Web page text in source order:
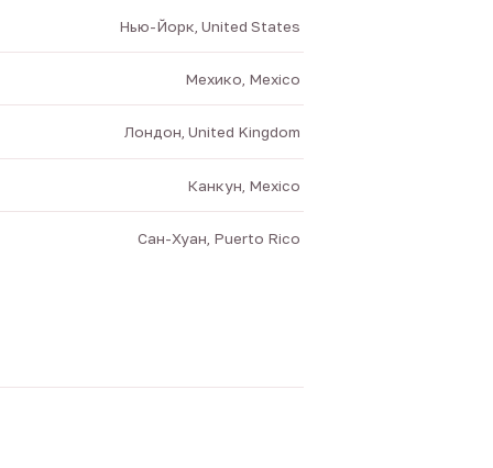
Нью-Йорк, United States
Мехико, Mexico
Лондон, United Kingdom
Канкун, Mexico
Сан-Хуан, Puerto Rico